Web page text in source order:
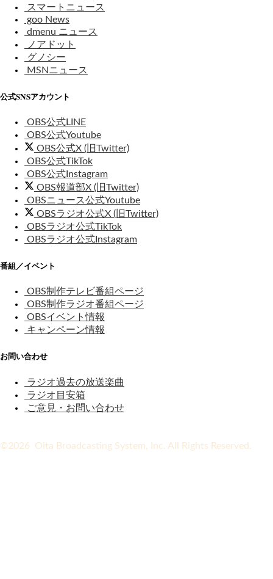
スマートニュース
goo News
dmenu ニュース
ノアドット
グノシー
MSNニュース
公式SNSアカウント
OBS公式LINE
OBS公式Youtube
OBS公式X (旧Twitter)
OBS公式TikTok
OBS公式Instagram
OBS報道部X (旧Twitter)
OBSニュース公式Youtube
OBSラジオ公式X (旧Twitter)
OBSラジオ公式TikTok
OBSラジオ公式Instagram
番組／イベント
OBS制作テレビ番組ページ
OBS制作ラジオ番組ページ
OBSイベント情報
キャンペーン情報
お問い合わせ
ラジオ過去の放送楽曲
ラジオ目安箱
ご意見・お問い合わせ
©2026 Oita Broadcasting System, Inc. All Rights Reserved.